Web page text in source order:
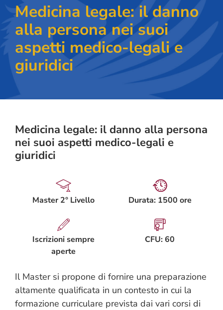
Medicina legale: il danno
alla persona nei suoi
aspetti medico-legali e
giuridici
Medicina legale: il danno alla persona
nei suoi aspetti medico-legali e
giuridici
Master 2° Livello
Iscrizioni sempre
aperte
Durata: 1500 ore
CFU: 60
Il Master si propone di fornire una preparazione
altamente qualificata in un contesto in cui la
formazione curriculare prevista dai vari corsi di